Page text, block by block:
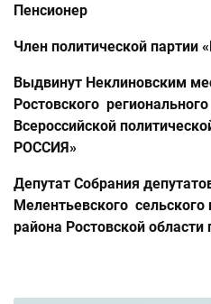
Пенсионер
Член политической
Выдвинут Неклиновским
Ростовского
Всероссийской
РОССИЯ»
Депутат Собрания
Мелентьевского сельского
района Ростовской области